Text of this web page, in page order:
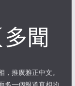
推廣雅正中文。